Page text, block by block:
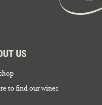
US
to find our wines